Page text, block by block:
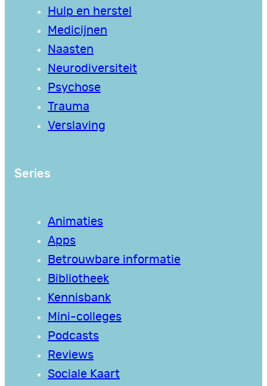
Hulp en herstel
Medicijnen
Naasten
Neurodiversiteit
Psychose
Trauma
Verslaving
Series
Animaties
Apps
Betrouwbare informatie
Bibliotheek
Kennisbank
Mini-colleges
Podcasts
Reviews
Sociale Kaart